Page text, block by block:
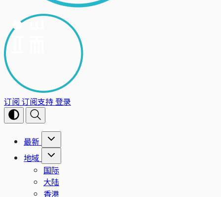
订阅 订阅支持登录
最新
地域
国际
大陆
香港